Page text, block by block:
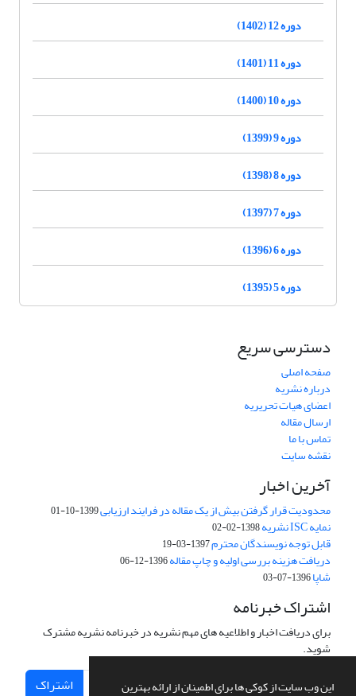
این وب سایت از کوکی ها برای اطمینان از ارائه بهترین
دوره 12 (1402)
دوره 11 (1401)
دوره 10 (1400)
دوره 9 (1399)
دوره 8 (1398)
دوره 7 (1397)
دوره 6 (1396)
دوره 5 (1395)
دسترسی سریع
صفحه اصلی
درباره نشریه
اعضای هیات تحریریه
ارسال مقاله
تماس با ما
نقشه سایت
آخرین اخبار
محدودیت قرار گرفتن بیش از یک مقاله در فرایند ارزیابی1399-10-01
نمایه ISC نشریه 1398-02-02
قابل توجه نویسندگان محترم1397-03-19
دریافت هزینه بررسی اولیه و چاپ مقاله1396-12-06
شاپا1396-07-03
اشتراک خبرنامه
برای دریافت اخبار و اطلاعیه های مهم نشریه در خبرنامه نشریه مشترک
شوید.
اشتراک